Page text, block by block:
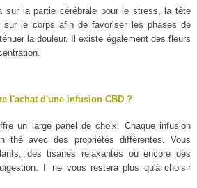
sur la partie cérébrale pour le stress, la tête
le corps afin de favoriser les phases de
la douleur. Il existe également des fleurs
l'achat d'une infusion CBD ?
un large panel de choix. Chaque infusion
thé avec des propriétés différentes. Vous
des tisanes relaxantes ou encore des
Il ne vous restera plus qu'à choisir